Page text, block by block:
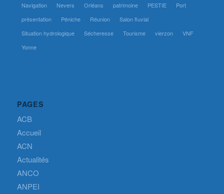
Navigation
Nevers Orléans patrimoine PESTIE
Port
présentation
Péniche Réunion
Salon fluvial
Situation hydrologique
Sécheresse Tourisme vierzon
VNF
Yonne
PAGES
ACB
Accueil
ACN
Actualités
ANCO
ANPEI